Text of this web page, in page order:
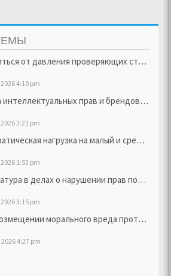
от давления проверяющих структур
4:10 pm
прав и брендовых активов
2:21 pm
нагрузка на малый и средний бизнес
1:53 pm
в делах о нарушении прав потребителей
3:15 pm
морального вреда против компании
4:27 pm